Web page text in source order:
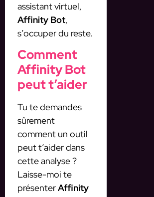
assistant virtuel,
Affinity Bot,
s’occuper du reste.
Comment
Affinity Bot
peut t’aider
Tu te demandes
sûrement
comment un outil
peut t’aider dans
cette analyse ?
Laisse-moi te
présenterAffinity